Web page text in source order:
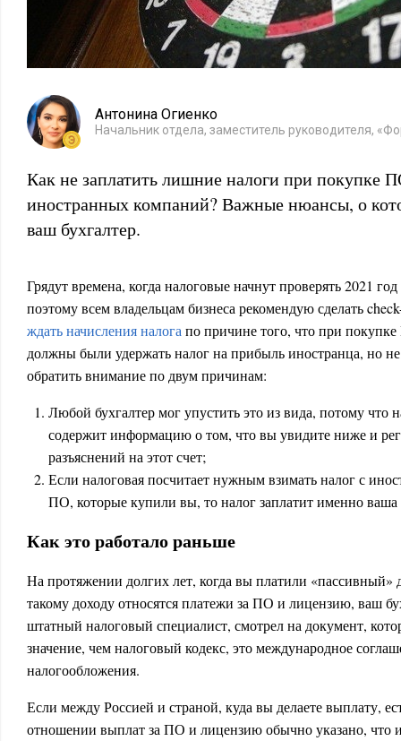
Антонина Огиенко
Начальник отдела, заместитель руководителя,
Как не заплатить лишние налоги при покупке
иностранных компаний? Важные нюансы, о
ваш бухгалтер.
Грядут времена, когда налоговые начнут проверять 2021
поэтому всем владельцам бизнеса рекомендую сделать
ждать начисления налога по причине того, что при
должны были удержать налог на прибыль иностранца, но
обратить внимание по двум причинам:
Любой бухгалтер мог упустить это из вида, потому что
содержит информацию о том, что вы увидите ниже и
разъяснений на этот счет;
Если налоговая посчитает нужным взимать налог с
ПО, которые купили вы, то налог заплатит именно
Как это работало раньше
На протяжении долгих лет, когда вы платили «пассивный»
такому доходу относятся платежи за ПО и лицензию, ваш
штатный налоговый специалист, смотрел на документ,
значение, чем налоговый кодекс, это международное
налогообложения.
Если между Россией и страной, куда вы делаете выплату,
отношении выплат за ПО и лицензию обычно указано, что